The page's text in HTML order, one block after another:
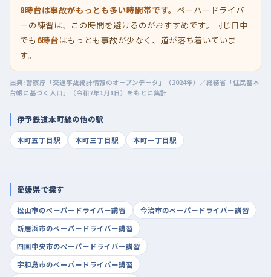
8時台は事故がもっとも多い時間帯です。 ペーパードライバ
ーの練習は、この時間を避けるのがおすすめです。同じ日中
でも 6時台はもっとも事故が少なく、道が落ち着いていま
す。
出典: 警察庁「交通事故統計情報のオープンデータ」（2024年）／総務省「住民基本
台帳に基づく人口」（令和7年1月1日）をもとに集計
伊予鉄道本町線の他の駅
本町五丁目駅 本町三丁目駅 本町一丁目駅
愛媛県で探す
松山市のペーパードライバー講習
今治市のペーパードライバー講習
新居浜市のペーパードライバー講習
四国中央市のペーパードライバー講習
宇和島市のペーパードライバー講習